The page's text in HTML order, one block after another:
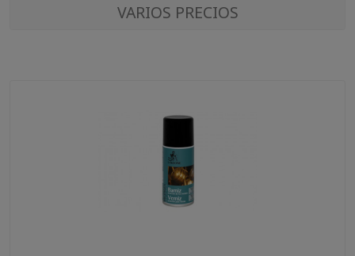
VARIOS PRECIOS